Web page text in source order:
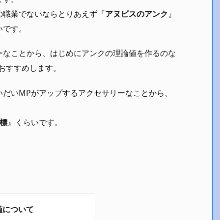
業でないならとりあえず『アヌビスのアンク』
す。
ことから、はじめにアンクの理論値を作るのな
すめします。
いMPがアップするアクセサリーなことから、
』くらいです。
ついて